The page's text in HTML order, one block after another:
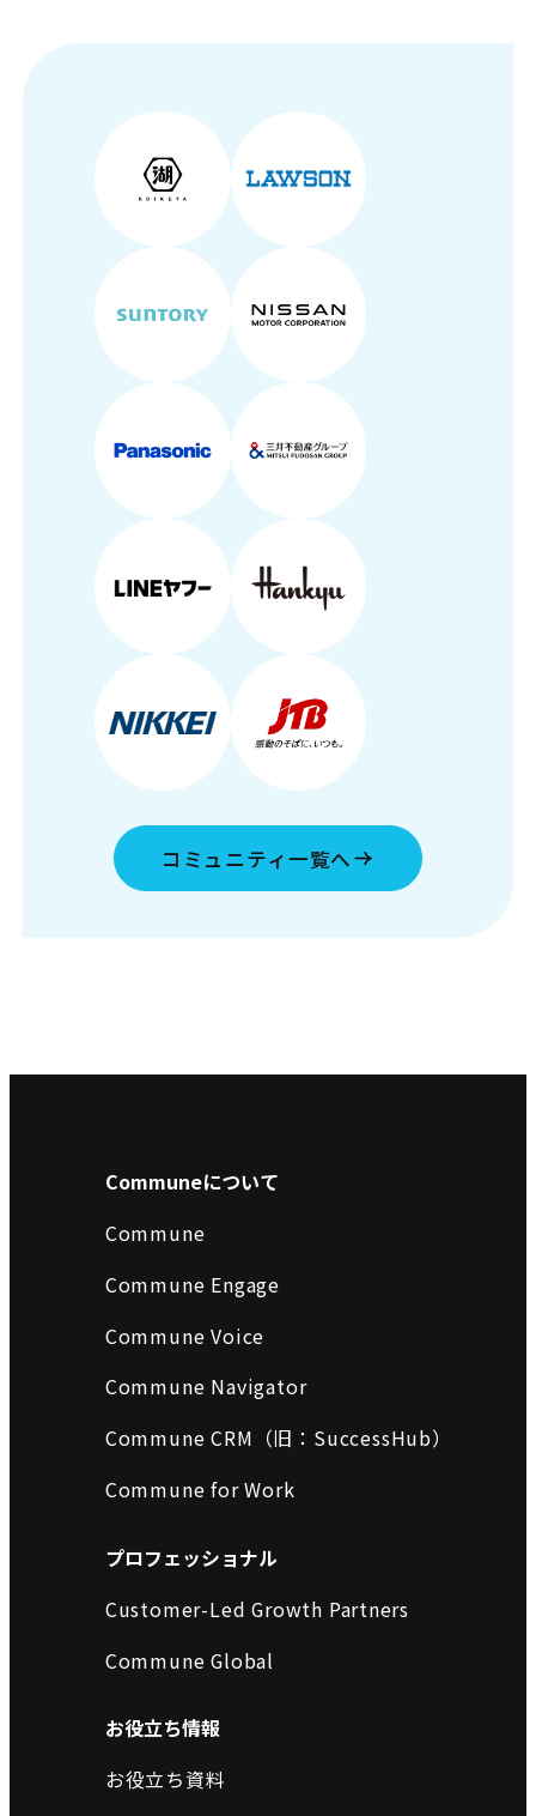
コミュニティ一覧へ
Communeについて
Commune
Commune Engage
Commune Voice
Commune Navigator
Commune CRM（旧：SuccessHub）
Commune for Work
プロフェッショナル
Customer-Led Growth Partners
Commune Global
お役立ち情報
お役立ち資料